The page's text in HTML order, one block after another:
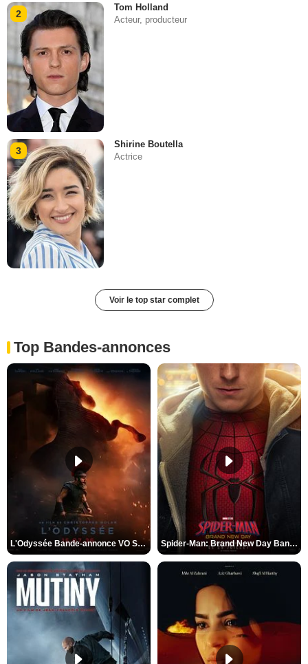
2
Tom Holland
Acteur, producteur
3
Shirine Boutella
Actrice
Voir le top star complet
Top Bandes-annonces
L'Odyssée Bande-annonce VO STFR Spider-Man: Brand New Day Bande-annonce VO STFR